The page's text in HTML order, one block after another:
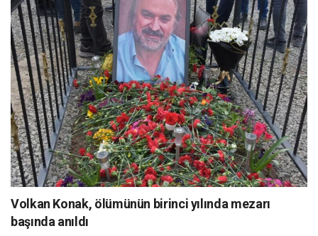
Volkan Konak, ölümünün birinci yılında mezarı
başında anıldı